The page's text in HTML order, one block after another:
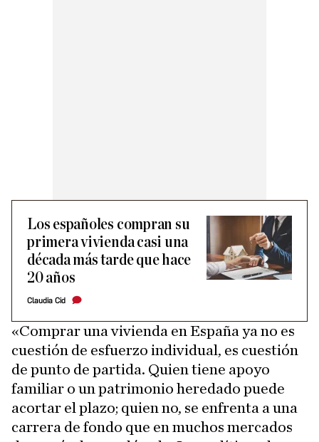
Los españoles compran su
primera vivienda casi una
década más tarde que hace
20 años
Claudia Cid
«Comprar una vivienda en España ya no es
cuestión de esfuerzo individual, es cuestión
de punto de partida. Quien tiene apoyo
familiar o un patrimonio heredado puede
acortar el plazo; quien no, se enfrenta a una
carrera de fondo que en muchos mercados